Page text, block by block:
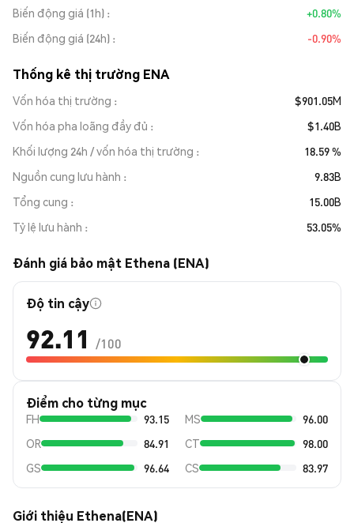
Biến động giá (1h)
+0.80%
Biến động giá (24h)
-0.90%
Thống kê thị trường ENA
Vốn hóa thị trường
$901.05M
Vốn hóa pha loãng đầy đủ
$1.40B
Khối lượng 24h / vốn hóa thị trường
18.59 %
Nguồn cung lưu hành
9.83B
Tổng cung
15.00B
Tỷ lệ lưu hành
53.05%
Đánh giá bảo mật Ethena (ENA)
Độ tin cậy
92.11 /100
Điểm cho từng mục
FH 93.15 MS
96.00
OR
84.91 CT
98.00
GS
96.64 CS 83.97
Giới thiệu Ethena(ENA)